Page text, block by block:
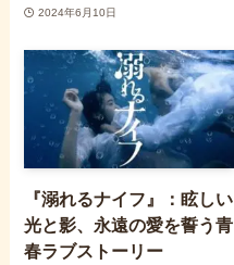
2024年6月10日
『溺れるナイフ』：眩しい
光と影、永遠の愛を誓う青
春ラブストーリー